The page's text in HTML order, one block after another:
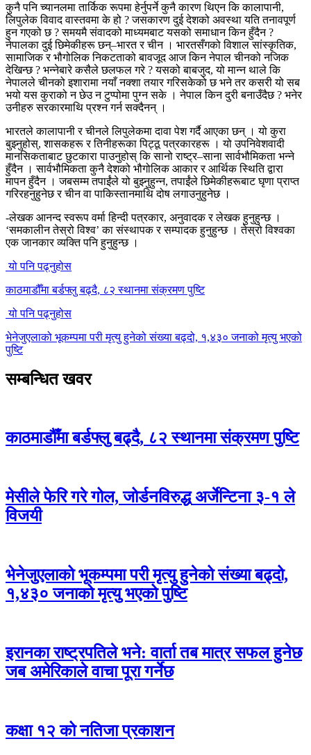
कुनै पनि च्यानलमा तार्किक रूपमा हेर्नुपर्ने कुनै कारण थिएन कि कालापानी,
लिपुलेक विवाद वास्तवमा के हो ? जसकारण दुई देशको अवस्था यति तनावपूर्ण
हुन गएको छ ? समयमै संवादको माध्यमबाट यसको समाधान किन हुँदैन ?
नेपालका दुई छिमेकीहरू छन्–भारत र चीन । भारतसँगको विशाल सांस्कृतिक,
सामाजिक र भौगोलिक निकटताको बावजूद आज किन नेपाल चीनको नजिक
देखिन्छ ? भन्नेबारे कसैले छलफल गरे ? यसको बाबजुद, यो मान्न थाले कि
नेपालले चीनको इशारामा नयाँ नक्शा तयार गरिसकेको छ भने तर कसरी यो सब
भयो यस कुराको न छेउ न टुप्पोमा पुग्न सके । नेपाल किन दुरी बनाउँदैछ ? भनेर
उनीहरु सरकारमाथि प्रश्न गर्न सक्दैनन् ।
भारतले कालापानी र चीनले लिपुलेकमा दावा पेश गर्दै आएका छन् । यो कुरा
बुझ्नुहोस्, शासकहरू र तिनीहरूका पिट्ठू पत्रकारहरू । यो उपनिवेशवादी
मानसिकताबाट छुटकारा पाउनुहोस् कि सानो राष्ट्र–साना सार्वभौमिकता भन्ने
हुँदैन । सार्वभौमिकता कुनै देशको भौगोलिक आकार र आर्थिक स्थिति द्वारा
मापन हुँदैन । जबसम्म तपाईंले यो बुझ्नुहुन्न, तपाईंले छिमेकीहरूबाट घृणा प्राप्त
गरिरहनुहुनेछ र चीन वा पाकिस्तानमाथि दोष लगाउनुहुनेछ ।
-लेखक आनन्द स्वरूप वर्मा हिन्दी पत्रकार, अनुवादक र लेखक हुनुहुन्छ ।
‘समकालीन तेस्रो विश्व’ का संस्थापक र सम्पादक हुनुहुन्छ । तेस्रो विश्वका
एक जानकार व्यक्ति पनि हुनुहुन्छ ।
यो पनि पढ्नुहोस
काठमाडौँमा बर्डफ्लु बढ्दै, ८२ स्थानमा संक्रमण पुष्टि
यो पनि पढ्नुहोस
भेनेजुएलाको भूकम्पमा परी मृत्यु हुनेको संख्या बढ्दो, १,४३० जनाको मृत्यु भएको
पुष्टि
सम्बन्धित खवर
काठमाडौँमा बर्डफ्लु बढ्दै, ८२ स्थानमा संक्रमण पुष्टि
मेसीले फेरि गरे गोल, जोर्डनविरुद्ध अर्जेन्टिना ३-१ ले
विजयी
भेनेजुएलाको भूकम्पमा परी मृत्यु हुनेको संख्या बढ्दो,
१,४३० जनाको मृत्यु भएको पुष्टि
इरानका राष्ट्रपतिले भने: वार्ता तब मात्र सफल हुनेछ
जब अमेरिकाले वाचा पूरा गर्नेछ
कक्षा १२ को नतिजा प्रकाशन